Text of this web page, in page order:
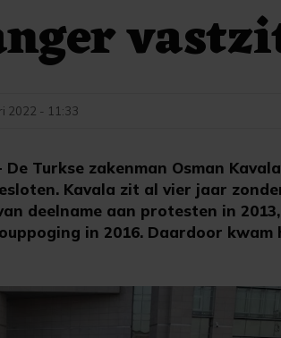
De Turkse zakenman Osman
Kavala zit al vier jaar
deelname aan protesten in
in 2016. Daardoor
2022 - 11:33